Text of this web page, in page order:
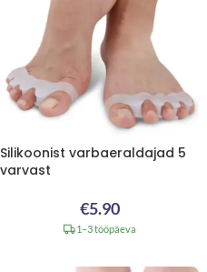
Silikoonist varbaeraldajad 5
varvast
€5.90
1–3 tööpäeva